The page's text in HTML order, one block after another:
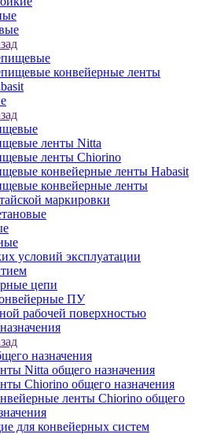
конвейерные ленты
ленты Nitta
ленты Chiorino
конвейерные ленты Habasit
конвейерные ленты
маркировки
условий эксплуатации
цепи
ПУ
рабочей поверхностью
назначения
Nitta общего назначения
Chiorino общего назначения
ленты Chiorino общего
для конвейерных систем